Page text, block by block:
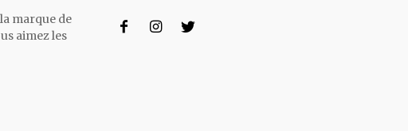
marque de
aimez les